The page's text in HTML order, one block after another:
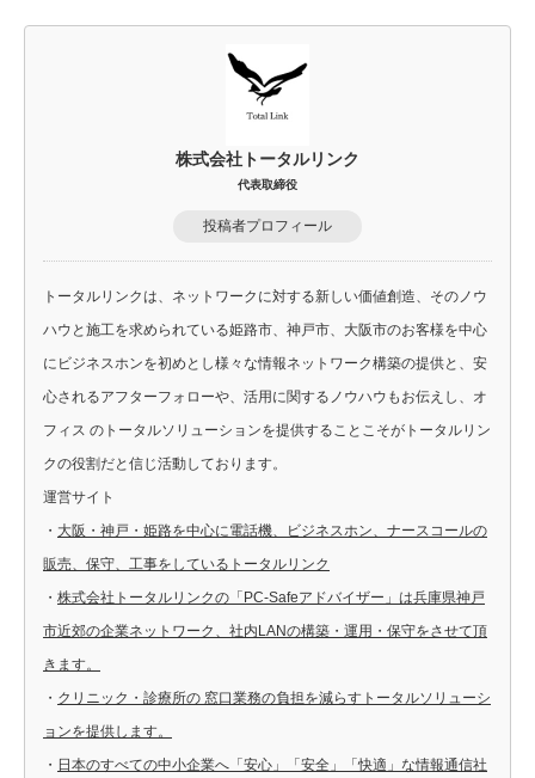
株式会社トータルリンク
代表取締役
投稿者プロフィール
トータルリンクは、ネットワークに対する新しい価値創造、そのノウ
ハウと施工を求められている姫路市、神戸市、大阪市のお客様を中心
にビジネスホンを初めとし様々な情報ネットワーク構築の提供と、安
心されるアフターフォローや、活用に関するノウハウもお伝えし、オ
フィス のトータルソリューションを提供することこそがトータルリン
クの役割だと信じ活動しております。
運営サイト
・ 大阪・神戸・姫路を中心に電話機、ビジネスホン、ナースコールの
販売、保守、工事をしているトータルリンク
・ 株式会社トータルリンクの「PC-Safeアドバイザー」は兵庫県神戸
市近郊の企業ネットワーク、社内LANの構築・運用・保守をさせて頂
きます。
・ クリニック・診療所の 窓口業務の負担を減らすトータルソリューシ
ョンを提供します。
・ 日本のすべての中小企業へ「安心」「安全」「快適」な情報通信社